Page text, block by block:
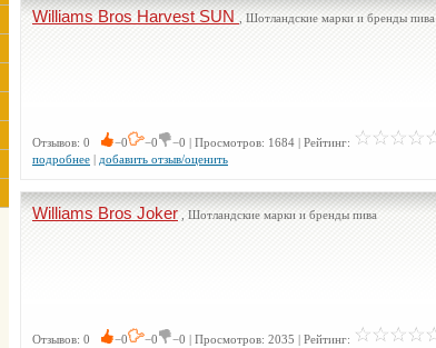
Williams Bros Harvest SUN, Шотландские марки и бренды пива
Отзывов: 0 −0 −0 −0 | Просмотров: 1684 | Рейтинг:
подробнее | добавить отзыв/оценить
Williams Bros Joker, Шотландские марки и бренды пива
Отзывов: 0 −0 −0 −0 | Просмотров: 2035 | Рейтинг: